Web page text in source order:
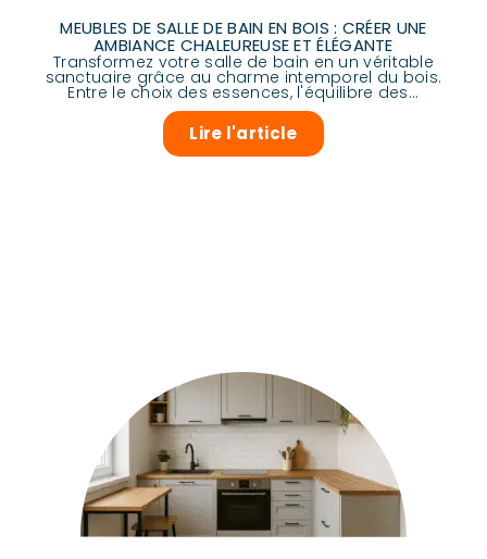
MEUBLES DE SALLE DE BAIN EN BOIS : CRÉER UNE
AMBIANCE CHALEUREUSE ET ÉLÉGANTE
Transformez votre salle de bain en un véritable
sanctuaire grâce au charme intemporel du bois.
Entre le choix des essences, l'équilibre des...
Lire l'article